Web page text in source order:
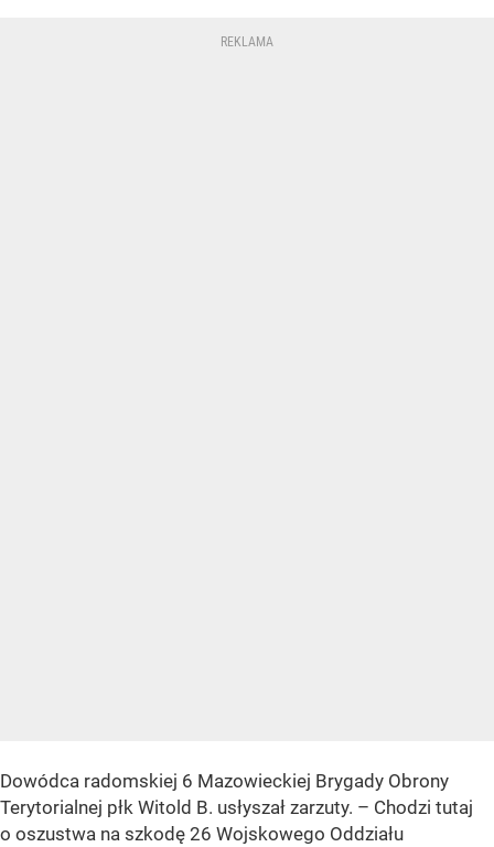
Dowódca radomskiej 6 Mazowieckiej Brygady Obrony
Terytorialnej płk Witold B. usłyszał zarzuty. – Chodzi tutaj
o oszustwa na szkodę 26 Wojskowego Oddziału